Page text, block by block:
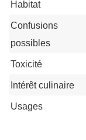
Habitat
Confusions
possibles
Toxicité
Intérêt culinaire
Usages